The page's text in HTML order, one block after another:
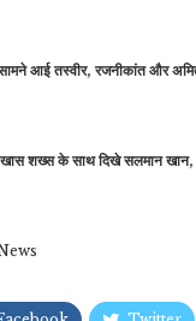
आई तस्वीर, रजनीकांत और
शख्स के साथ दिखे सलमान खान,